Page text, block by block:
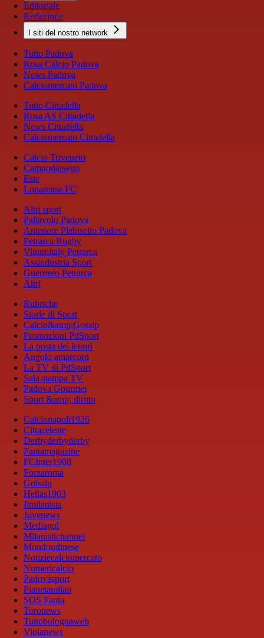
Editoriale
Redazione
I siti del nostro network
Tutto Padova
Rosa Calcio Padova
News Padova
Calciomercato Padova
Tutto Cittadella
Rosa AS Cittadella
News Cittadella
Calciomercato Cittadella
Calcio Triveneto
Campodarsego
Este
Luparense FC
Altri sport
Pallavolo Padova
Antenore Plebiscito Padova
Petrarca Rugby
Vinumitaly Petrarca
Assindustria Sport
Guerriero Petrarca
Altri
Rubriche
Storie di Sport
Calcio&amp;Gossip
Promozioni PdSport
La posta dei lettori
Angolo amarcord
La TV di PdSport
Sala stampa TV
Padova Gourmet
Sport &amp; diritto
Calcionapoli1926
Cittaceleste
Derbyderbyderby
Fantamagazine
FCInter1908
Forzaroma
Golssip
Hellas1903
Ilmilanista
Juvenews
Mediagol
Milanistichannel
Mondoudinese
Notiziecalciomercato
Numericalcio
Padovasport
Pianetamilan
SOS Fanta
Toronews
Tuttobolognaweb
Violanews